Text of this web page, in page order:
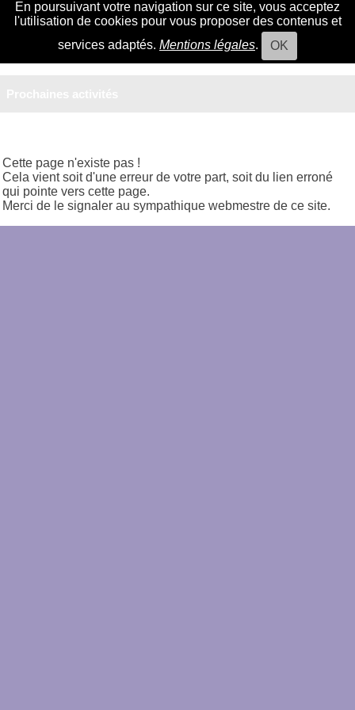
En poursuivant votre navigation sur ce site, vous acceptez
l'utilisation de cookies pour vous proposer des contenus et
services adaptés. Mentions légales. OK
Cette page n'existe pas !
Cela vient soit d'une erreur de votre part, soit du lien erroné
qui pointe vers cette page.
Merci de le signaler au sympathique webmestre de ce site.